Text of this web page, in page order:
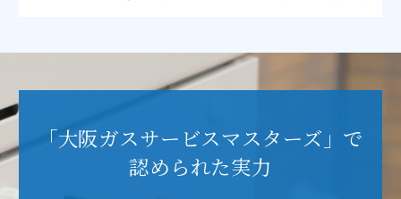
「大阪ガスサービスマスターズ」で
認められた実力